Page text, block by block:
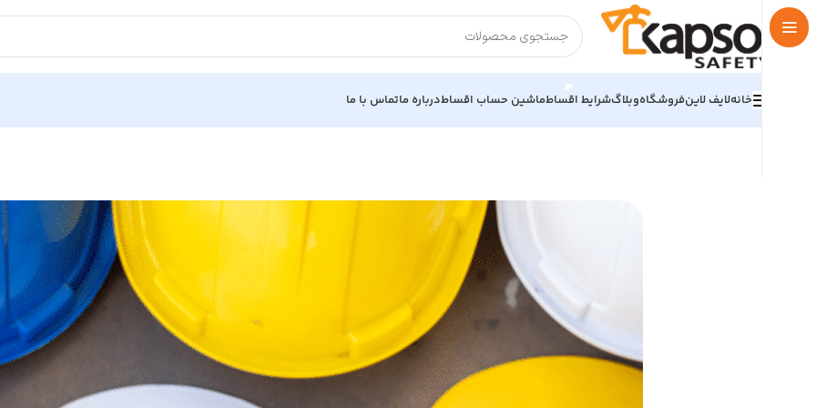
خانهلایف لاینفروشگاهوبلاگشرایط اقساطماشین حساب اقساطدرباره ماتماس با ما